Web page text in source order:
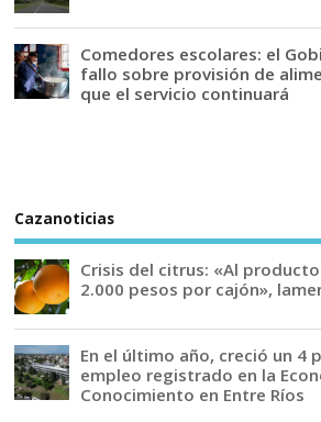
Comedores escolares: el
fallo sobre provisión de
que el servicio continuará
Cazanoticias
Crisis del citrus: «Al
2.000 pesos por cajón»,
En el último año, creció un 4
empleo registrado en la
Conocimiento en Entre Ríos